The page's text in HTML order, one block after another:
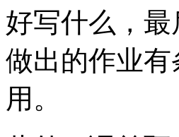
好写什么，
做出的作业
用。